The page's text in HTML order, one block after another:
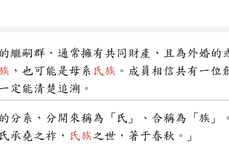
繼嗣群，通常擁有共同財產，且為外婚的
，也可能是母系 氏族 。成員相信共有一位
定能清楚追溯。
分系，分開來稱為「氏」、合稱為「族」
承堯之祚， 氏族之世，著于春秋。」